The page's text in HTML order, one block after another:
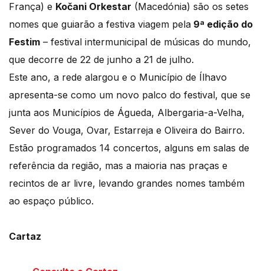
França) e Kočani Orkestar (Macedónia) são os setes
nomes que guiarão a festiva viagem pela 9ª edição do
Festim – festival intermunicipal de músicas do mundo,
que decorre de 22 de junho a 21 de julho.
Este ano, a rede alargou e o Município de Ílhavo
apresenta-se como um novo palco do festival, que se
junta aos Municípios de Águeda, Albergaria-a-Velha,
Sever do Vouga, Ovar, Estarreja e Oliveira do Bairro.
Estão programados 14 concertos, alguns em salas de
referência da região, mas a maioria nas praças e
recintos de ar livre, levando grandes nomes também
ao espaço público.
Cartaz